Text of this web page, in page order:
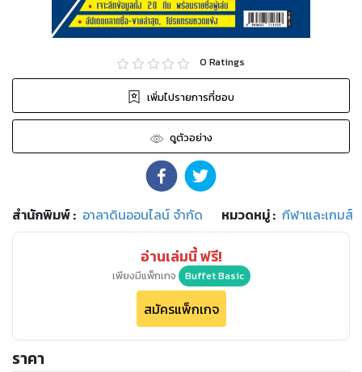
0 Ratings
เพิ่มไปรายการที่ชอบ
ดูตัวอย่าง
สำนักพิมพ์: อาลาดินออนไลน์ จำกัด หมวดหมู่: กีฬาและเกมส์
อ่านเล่มนี้ ฟรี!
เพียงมีแพ็กเกจ Buffet Basic
สมัครแพ็กเกจ
ราคา